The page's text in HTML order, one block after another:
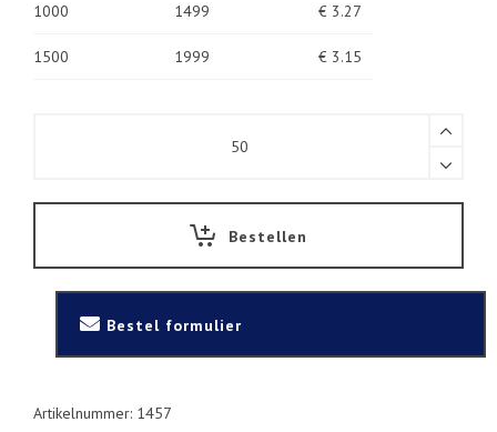
1000 1499 € 3.27
1500 1999 € 3.15
Bestellen
Bestel formulier
Artikelnummer: 1457